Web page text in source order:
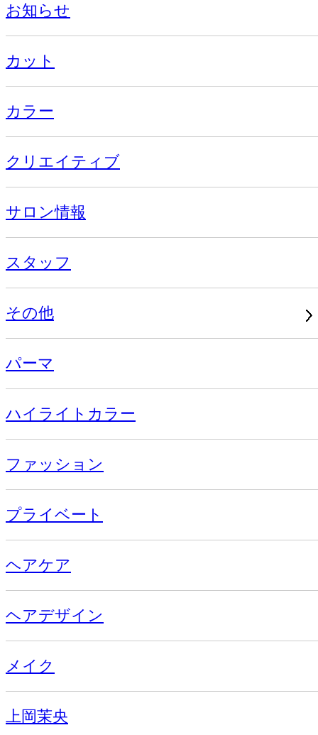
お知らせ
カット
カラー
クリエイティブ
サロン情報
スタッフ
その他
パーマ
ハイライトカラー
ファッション
プライベート
ヘアケア
ヘアデザイン
メイク
上岡茉央